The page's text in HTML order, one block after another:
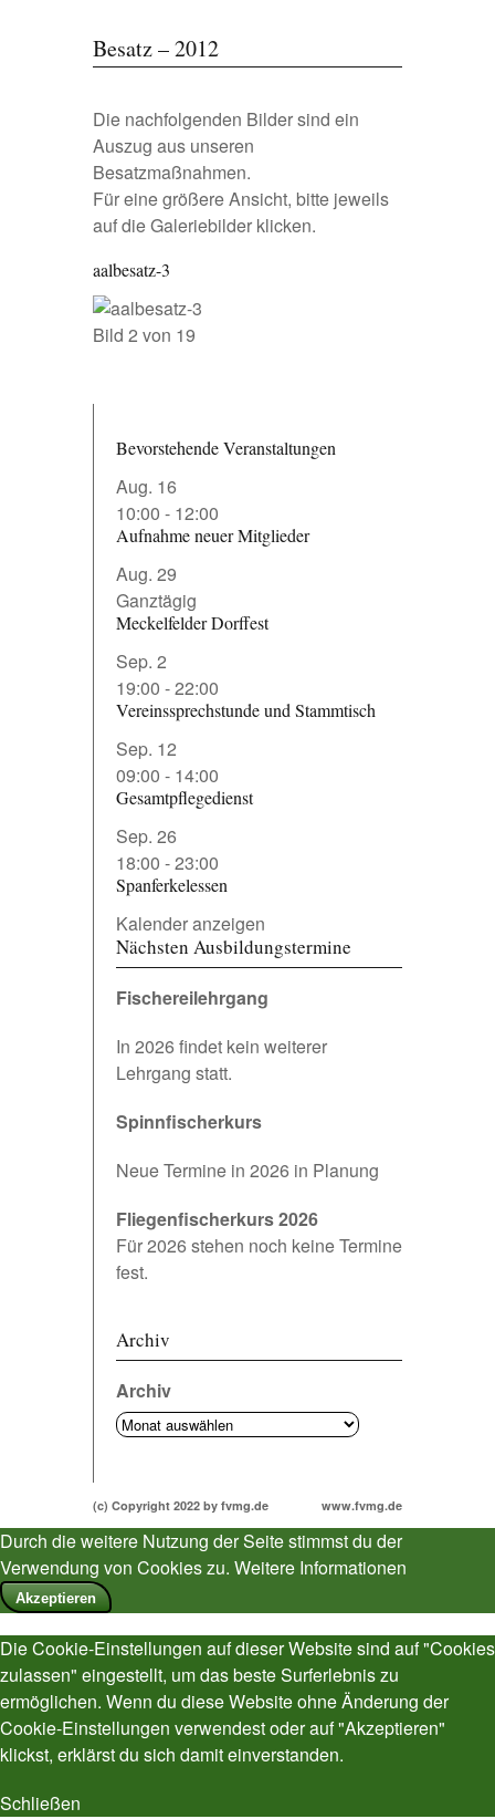
Besatz – 2012
Die nachfolgenden Bilder sind ein
Auszug aus unseren
Besatzmaßnahmen.
Für eine größere Ansicht, bitte jeweils
auf die Galeriebilder klicken.
aalbesatz-3
Bild 2 von 19
Bevorstehende Veranstaltungen
Aug. 16
10:00 - 12:00
Aufnahme neuer Mitglieder
Aug. 29
Ganztägig
Meckelfelder Dorffest
Sep. 2
19:00 -22:00
Vereinssprechstunde und Stammtisch
Sep. 12
09:00 - 14:00
Gesamtpflegedienst
Sep. 26
18:00 -23:00
Spanferkelessen
Kalender anzeigen
Nächsten Ausbildungstermine
Fischereilehrgang
In 2026 findet kein weiterer
Lehrgang statt.
Spinnfischerkurs
Neue Termine in 2026 in Planung
Fliegenfischerkurs 2026
Für 2026 stehen noch keine Termine
fest.
Archiv
Archiv
(c) Copyright 2022 by fvmg.de www.fvmg.de
Durch die weitere Nutzung der Seite stimmst du der
Verwendung von Cookies zu. Weitere Informationen
Akzeptieren
Die Cookie-Einstellungen auf dieser Website sind auf "Cookies
zulassen" eingestellt, um das beste Surferlebnis zu
ermöglichen. Wenn du diese Website ohne Änderung der
Cookie-Einstellungen verwendest oder auf "Akzeptieren"
klickst, erklärst du sich damit einverstanden.
Schließen